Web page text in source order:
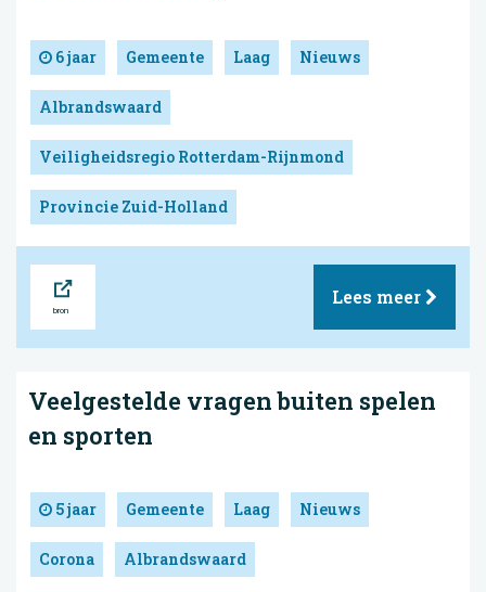
6 jaar Gemeente Laag Nieuws
Albrandswaard
Veiligheidsregio Rotterdam-Rijnmond
Provincie Zuid-Holland
Lees meer
Veelgestelde vragen buiten spelen
en sporten
5 jaar Gemeente Laag Nieuws
Corona Albrandswaard